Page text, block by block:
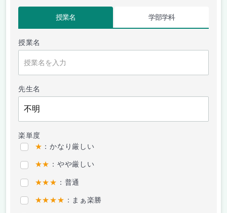
授業名 学部学科
授業名
先生名
楽単度
★ ：かなり厳しい
★★ ：やや厳しい
★★★ ：普通
★★★★ ：まぁ楽勝